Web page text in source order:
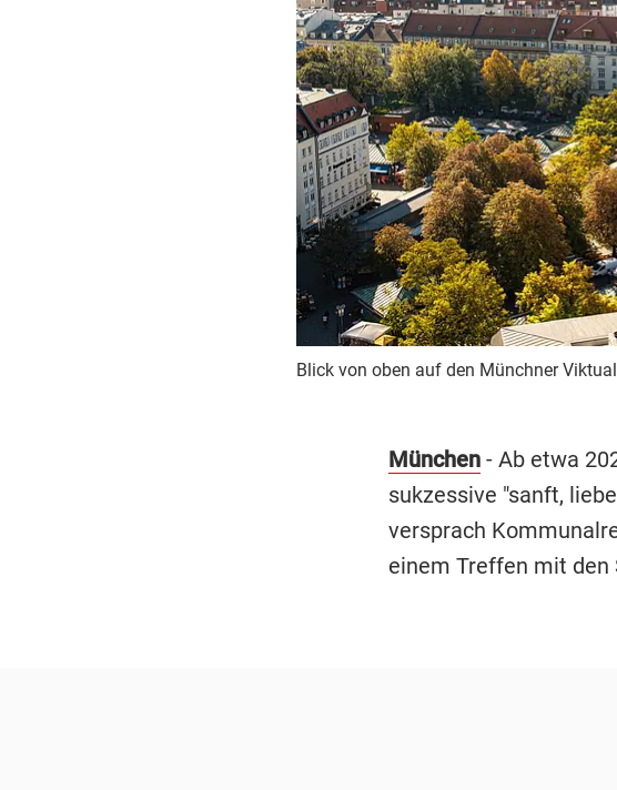
Blick von oben auf den Münchner
München- Ab etwa
sukzessive "sanft,
versprach
einem Treffen mit den